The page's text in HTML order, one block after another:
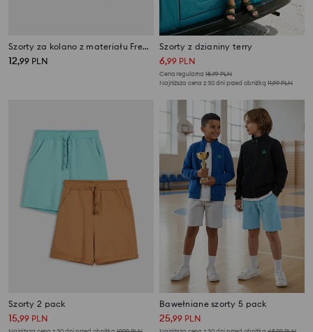
Szorty za kolano z materiału French Terry
12,99 PLN
Szorty z dzianiny terry
6,99 PLN
Cena regularna 15,99PLN
Najniższa cena z 30 dni przed obniżką 11,99PLN
Szorty 2 pack
15,99 PLN
Bawełniane szorty 5 pack
25,99 PLN